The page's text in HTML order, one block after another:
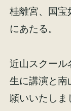
桂離宮、国宝
にあたる。
近山スクール
生に講演と
願いいたしま
施工事例